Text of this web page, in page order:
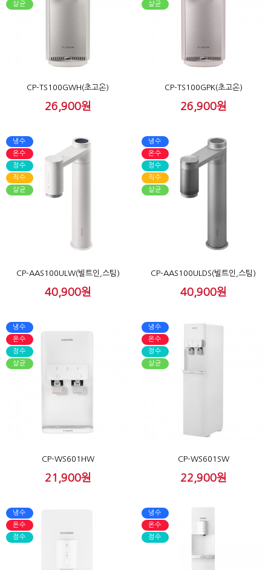
CP-TS100GWH(초고온)
26,900원
살균
CP-TS100GPK(초고온)
26,900원
살균
CP-AAS100ULW(빌트인,스팀)
40,900원
냉수
온수
정수
직수
살균
CP-AAS100ULDS(빌트인,스팀)
40,900원
냉수
온수
정수
직수
살균
CP-WS601HW
21,900원
냉수
온수
정수
살균
CP-WS601SW
22,900원
냉수
온수
정수
살균
냉수
온수
정수
냉수
온수
정수